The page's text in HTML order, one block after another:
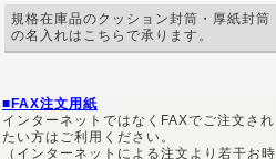
規格在庫品のクッション封筒・厚紙封筒
の名入れはこちらで承ります。
■FAX注文用紙
インターネットではなくFAXでご注文され
たい方はご利用ください。
（インターネットによる注文より若干お時